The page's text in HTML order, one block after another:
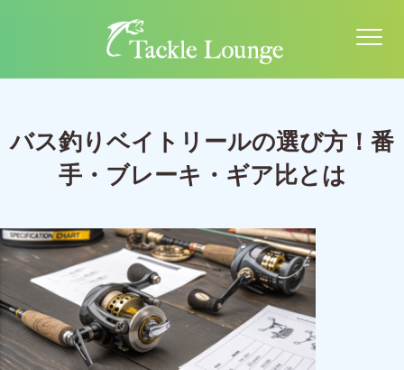
バス釣りベイトリールの選び方！番
手・ブレーキ・ギア比とは